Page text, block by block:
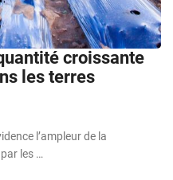
croissante
les terres
l’ampleur de la
les …